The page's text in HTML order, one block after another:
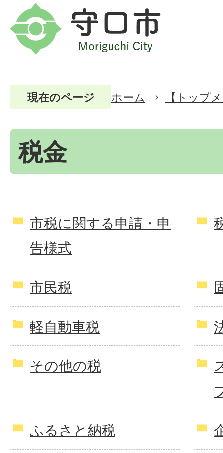
現在のページ ホーム 【トップ
税金
市税に関する申請・申
告様式
市民税
軽自動車税
その他の税
ふるさと納税